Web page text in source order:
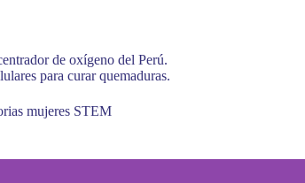
de oxígeno del Perú.
para curar quemaduras.
mujeres STEM